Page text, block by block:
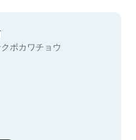
ボカワチョウ